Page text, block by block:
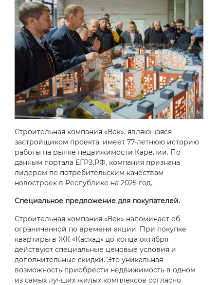
Строительная компания «Век», являющаяся
застройщиком проекта, имеет 77-летнюю историю
работы на рынке недвижимости Карелии. По
данным портала ЕГРЗ.РФ, компания признана
лидером по потребительским качествам
новостроек в Республике на 2025 год.
Специальное предложение для покупателей.
Строительная компания «Век» напоминает об
ограниченной по времени акции. При покупке
квартиры в ЖК «Каскад» до конца октября
действуют специальные ценовые условия и
дополнительные скидки. Это уникальная
возможность приобрести недвижимость в одном
из самых лучших жилых комплексов согласно